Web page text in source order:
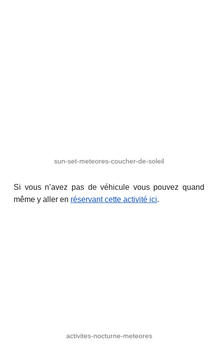
sun-set-meteores-coucher-de-soleil
Si vous n’avez pas de véhicule vous pouvez quand
même y aller en réservant cette activité ici.
activites-nocturne-meteores